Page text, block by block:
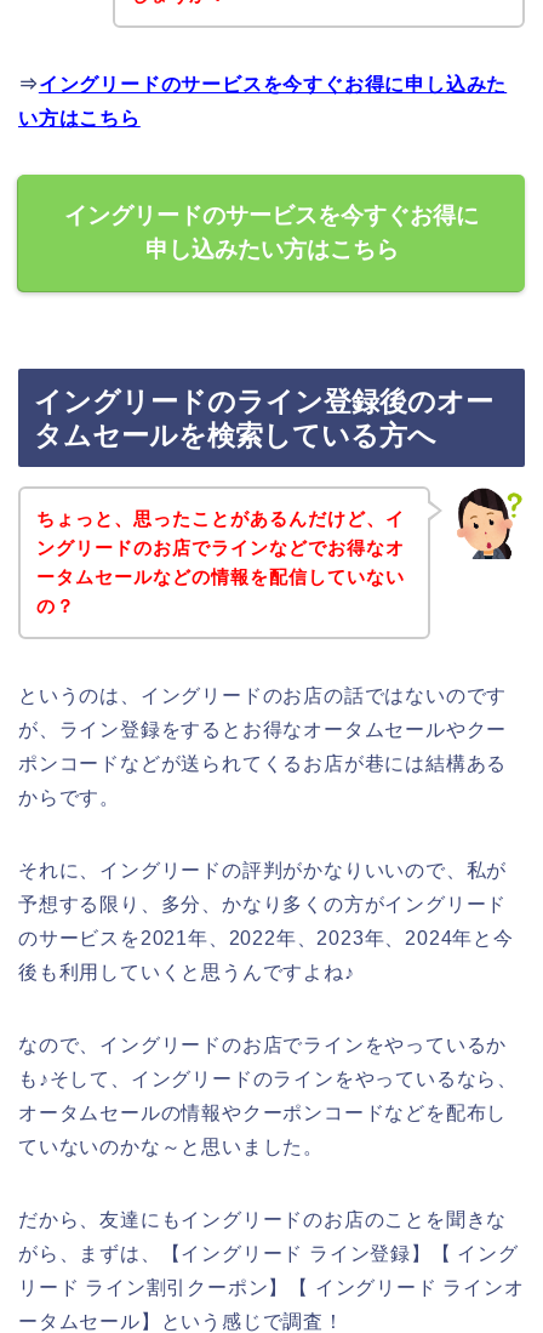
⇒イングリードのサービスを今すぐお得に申し込みた
い方はこちら
イングリードのサービスを今すぐお得に
申し込みたい方はこちら
イングリードのライン登録後のオー
タムセールを検索している方へ
ちょっと、思ったことがあるんだけど、イ
ングリードのお店でラインなどでお得なオ
ータムセールなどの情報を配信していない
の？
というのは、イングリードのお店の話ではないのです
が、ライン登録をするとお得なオータムセールやクー
ポンコードなどが送られてくるお店が巷には結構ある
からです。
それに、イングリードの評判がかなりいいので、私が
予想する限り、多分、かなり多くの方がイングリード
のサービスを2021年、2022年、2023年、2024年と今
後も利用していくと思うんですよね♪
なので、イングリードのお店でラインをやっているか
も♪そして、イングリードのラインをやっているなら、
オータムセールの情報やクーポンコードなどを配布し
ていないのかな～と思いました。
だから、友達にもイングリードのお店のことを聞きな
がら、まずは、【イングリード ライン登録】【 イング
リード ライン割引クーポン】【 イングリード ラインオ
ータムセール】という感じで調査！